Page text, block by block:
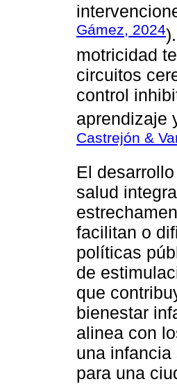
Gámez, 2024
motricidad
circuitos
control
aprendizaje
Castrejón &
El
salud
facilitan o
políticas
de
que
bienestar
alinea con
una
para una